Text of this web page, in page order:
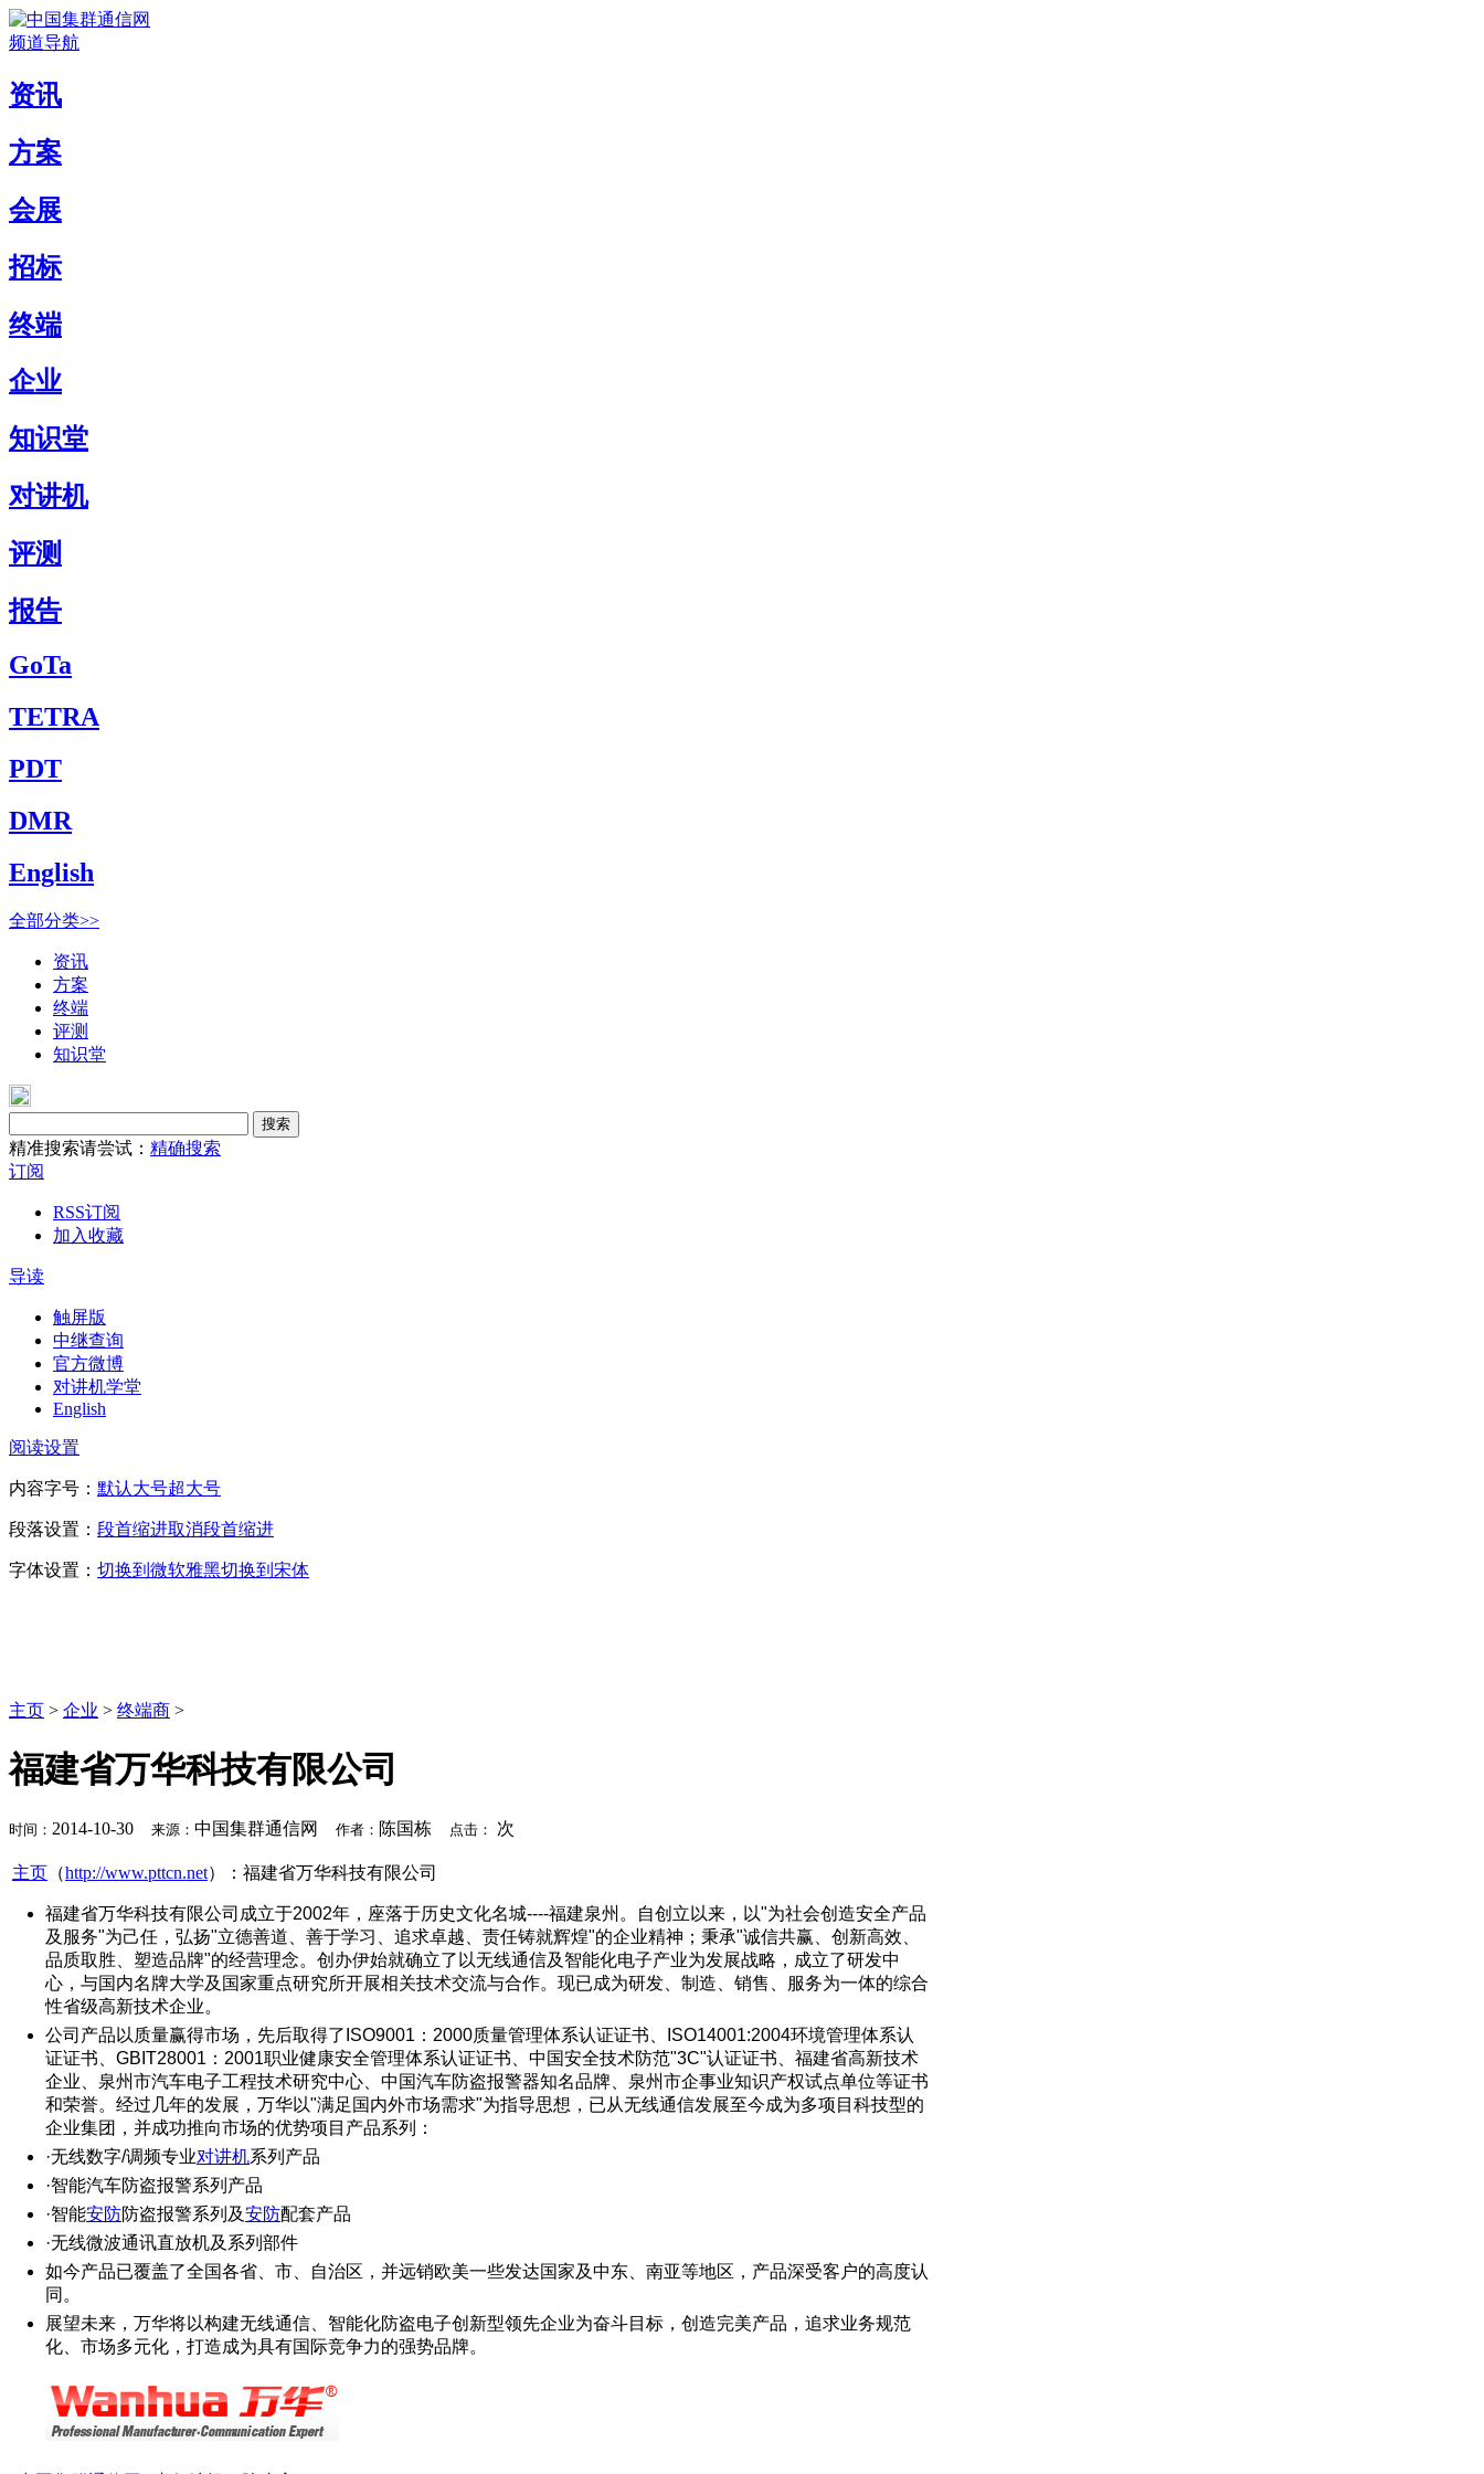
频道导航
资讯
方案
会展
招标
终端
企业
知识堂
对讲机
评测
报告
GoTa
TETRA
PDT
DMR
English
全部分类>>
资讯
方案
终端
评测
知识堂
搜索
精准搜索请尝试： 精确搜索
订阅
RSS订阅
加入收藏
导读
触屏版
中继查询
官方微博
对讲机学堂
English
阅读设置
内容字号： 默认大号超大号
段落设置： 段首缩进取消段首缩进
字体设置： 切换到微软雅黑切换到宋体
主页 > 企业 > 终端商 >
福建省万华科技有限公司
时间： 2014-10-30 来源： 中国集群通信网 作者： 陈国栋 点击： 次
主页 （http://www.pttcn.net）：福建省万华科技有限公司
福建省万华科技有限公司成立于2002年，座落于历史文化名城----福建泉州。自创立以来，以"为社会创造安全产品
及服务"为己任，弘扬"立德善道、善于学习、追求卓越、责任铸就辉煌"的企业精神；秉承"诚信共赢、创新高效、
品质取胜、塑造品牌"的经营理念。创办伊始就确立了以无线通信及智能化电子产业为发展战略，成立了研发中
心，与国内名牌大学及国家重点研究所开展相关技术交流与合作。现已成为研发、制造、销售、服务为一体的综合
性省级高新技术企业。
公司产品以质量赢得市场，先后取得了ISO9001：2000质量管理体系认证证书、ISO14001:2004环境管理体系认
证证书、GBIT28001：2001职业健康安全管理体系认证证书、中国安全技术防范"3C"认证证书、福建省高新技术
企业、泉州市汽车电子工程技术研究中心、中国汽车防盗报警器知名品牌、泉州市企事业知识产权试点单位等证书
和荣誉。经过几年的发展，万华以"满足国内外市场需求"为指导思想，已从无线通信发展至今成为多项目科技型的
企业集团，并成功推向市场的优势项目产品系列：
·无线数字/调频专业对讲机系列产品
·智能汽车防盗报警系列产品
·智能安防防盗报警系列及安防配套产品
·无线微波通讯直放机及系列部件
如今产品已覆盖了全国各省、市、自治区，并远销欧美一些发达国家及中东、南亚等地区，产品深受客户的高度认
同。
展望未来，万华将以构建无线通信、智能化防盗电子创新型领先企业为奋斗目标，创造完美产品，追求业务规范
化、市场多元化，打造成为具有国际竞争力的强势品牌。